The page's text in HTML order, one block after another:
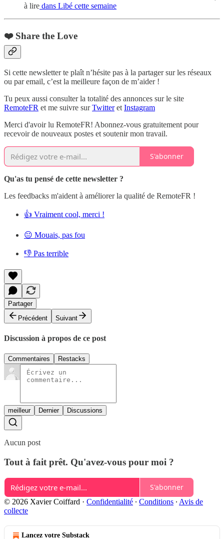
à lire dans Libé cette semaine
❤️ Share the Love
Si cette newsletter te plaît n’hésite pas à la partager sur les réseaux
ou par email, c’est la meilleure façon de m’aider !
Tu peux aussi consulter la totalité des annonces sur le site
RemoteFR et me suivre surTwitteret Instagram
Merci d'avoir lu RemoteFR! Abonnez-vous gratuitement pour
recevoir de nouveaux postes et soutenir mon travail.
S'abonner
Qu'as tu pensé de cette newsletter ?
Les feedbacks m'aident à améliorer la qualité de RemoteFR !
👍 Vraiment cool, merci !
😐 Mouais, pas fou
👎 Pas terrible
Partager
Précédent
Suivant
Discussion à propos de ce post
Commentaires Restacks
meilleur Dernier Discussions
Aucun post
Tout à fait prêt. Qu'avez-vous pour moi ?
S'abonner
© 2026 Xavier Coiffard · Confidentialité ∙ Conditions ∙ Avis de
collecte
Lancez votre Substack